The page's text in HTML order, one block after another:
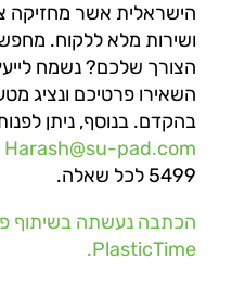
הישראלית אשר מחזיקה
ושירות מלא ללקוח.
הצורך שלכם? נשמח
השאירו פרטיכם ונציג
בהקדם. בנוסף, ניתן
Harash@su-pad.com
5499 לכל שאלה.
הכתבה נעשתה בשיתוף
PlasticTime.